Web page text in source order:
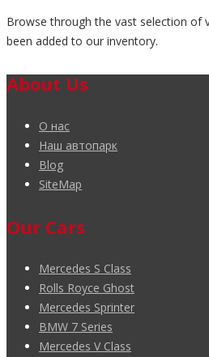
Browse through the vast selection of
been added to our inventory.
About Us
О нас
Наш автопарк
Blog
SiteMap
Our Cars
Mercedes S Class
Rolls Royce Ghost
Mercedes Sprinter
BMW 7 Series
Mercedes V Class